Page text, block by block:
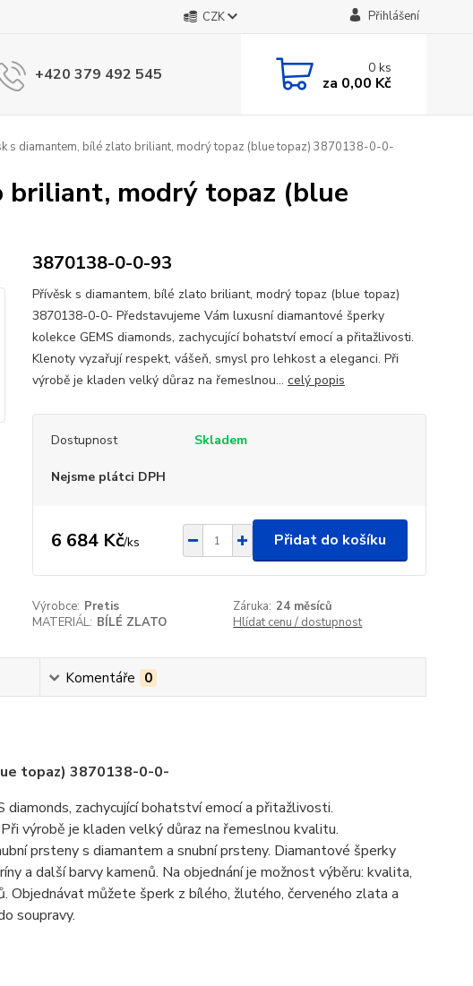
CZK Přihlášení
+420 379 492 545 0ks
za 0,00 Kč
s diamantem, bílé zlato briliant, modrý topaz (blue topaz) 3870138-0-0-
briliant, modrý topaz (blue
3870138-0-0-93
Přívěsk s diamantem, bílé zlato briliant, modrý topaz (blue topaz)
3870138-0-0- Představujeme Vám luxusní diamantové šperky
kolekce GEMS diamonds, zachycující bohatství emocí a přitažlivosti.
Klenoty vyzařují respekt, vášeň, smysl pro lehkost a eleganci. Při
výrobě je kladen velký důraz na řemeslnou... celý popis
Dostupnost Skladem
Nejsme plátci DPH
6 684 Kč/ks Přidat do košíku
Výrobce: Pretis Záruka: 24 měsíců
MATERIÁL: BÍLÉ ZLATO Hlídat cenu / dostupnost
Komentáře 0
topaz) 3870138-0-0-
zachycující bohatství emocí a přitažlivosti.
výrobě je kladen velký důraz na řemeslnou kvalitu.
prsteny s diamantem a snubní prsteny. Diamantové šperky
a další barvy kamenů. Na objednání je možnost výběru: kvalita,
můžete šperk z bílého, žlutého, červeného zlata a
soupravy.